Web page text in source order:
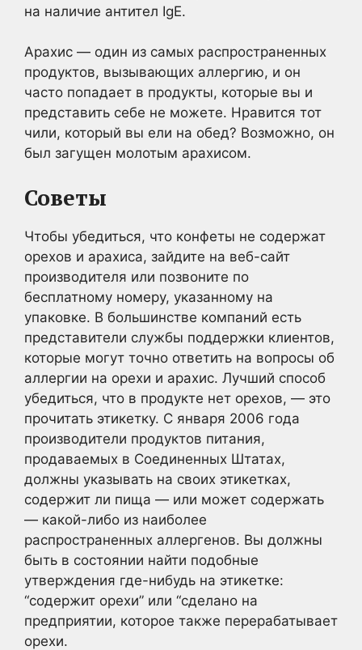
на наличие антител IgE.
Арахис — один из самых распространенных
продуктов, вызывающих аллергию, и он
часто попадает в продукты, которые вы и
представить себе не можете. Нравится тот
чили, который вы ели на обед? Возможно, он
был загущен молотым арахисом.
Советы
Чтобы убедиться, что конфеты не содержат
орехов и арахиса, зайдите на веб-сайт
производителя или позвоните по
бесплатному номеру, указанному на
упаковке. В большинстве компаний есть
представители службы поддержки клиентов,
которые могут точно ответить на вопросы об
аллергии на орехи и арахис. Лучший способ
убедиться, что в продукте нет орехов, — это
прочитать этикетку. С января 2006 года
производители продуктов питания,
продаваемых в Соединенных Штатах,
должны указывать на своих этикетках,
содержит ли пища — или может содержать
— какой-либо из наиболее
распространенных аллергенов. Вы должны
быть в состоянии найти подобные
утверждения где-нибудь на этикетке:
“содержит орехи” или “сделано на
предприятии, которое также перерабатывает
орехи.